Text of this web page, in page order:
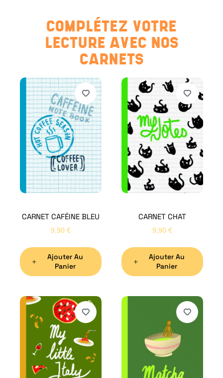
COMPLÉTEZ VOTRE
LECTURE AVEC NOS
CARNETS
CARNET CAFÉINE BLEU
9,90 €
Ajouter Au
Panier
CARNET CHAT
9,90 €
Ajouter Au
Panier